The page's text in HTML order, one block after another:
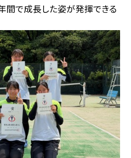
間で成長した姿が発揮できる